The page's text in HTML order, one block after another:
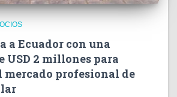
a Ecuador con una
USD 2 millones para
mercado profesional de